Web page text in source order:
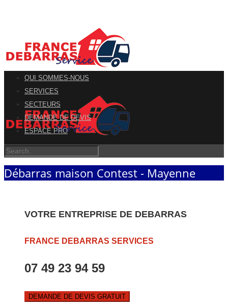
QUI SOMMES-NOUS
SERVICES
SECTEURS
DEMANDE DE DEVIS
ESPACE PRO
Débarras maison Contest - Mayenne
VOTRE ENTREPRISE DE DEBARRAS
FRANCE DEBARRAS SERVICES
07 49 23 94 59
DEMANDE DE DEVIS GRATUIT